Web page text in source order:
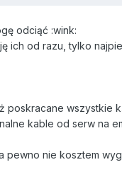
odciąć :wink:
ich od razu, tylko
poskracane
kable od serw na
pewno nie kosztem